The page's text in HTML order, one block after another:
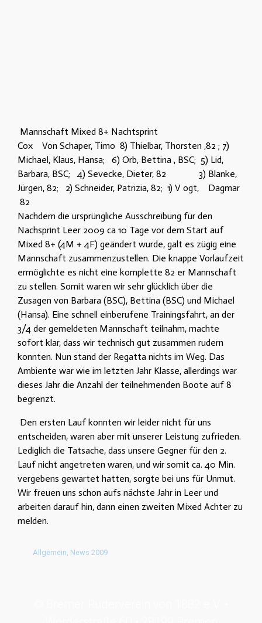
Mannschaft Mixed 8+ Nachtsprint
Cox Von Schaper, Timo 8) Thielbar, Thorsten ,82 ; 7)
Michael, Klaus, Hansa; 6) Orb, Bettina , BSC; 5) Lid,
Barbara, BSC; 4) Sevecke, Dieter, 82 3) Blanke,
Jürgen, 82; 2) Schneider, Patrizia, 82; 1) V ogt, Dagmar
82
Nachdem die ursprüngliche Ausschreibung für den
Nachsprint Leer 2009 ca 10 Tage vor dem Start auf
Mixed 8+ (4M + 4F) geändert wurde, galt es zügig eine
Mannschaft zusammenzustellen. Die knappe Vorlaufzeit
ermöglichte es nicht eine komplette 82 er Mannschaft
zu stellen. Somit waren wir sehr glücklich über die
Zusagen von Barbara (BSC), Bettina (BSC) und Michael
(Hansa). Eine schnell einberufene Trainingsfahrt, an der
3/4 der gemeldeten Mannschaft teilnahm, machte
sofort klar, dass wir technisch gut zusammen rudern
konnten. Nun stand der Regatta nichts im Weg. Das
Ambiente war wie im letzten Jahr Klasse, allerdings war
dieses Jahr die Anzahl der teilnehmenden Boote auf 8
begrenzt.
Den ersten Lauf konnten wir leider nicht für uns
entscheiden, waren aber mit unserer Leistung zufrieden.
Lediglich die Tatsache, dass unsere Gegner für den 2.
Lauf nicht angetreten waren, und wir somit ca. 40 Min.
vergebens gewartet hatten, sorgte bei uns für Unmut.
Wir freuen uns schon aufs nächste Jahr in Leer und
arbeiten darauf hin, dann einen zweiten Mixed Achter zu
melden.
Allgemein, News 2009